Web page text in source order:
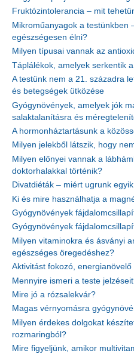
Fruktózintolerancia – mit
Mikroműanyagok a testünkben
egészségesen élni?
Milyen típusai vannak az
Táplálékok, amelyek serkentik
A testünk nem a 21. századra
és betegségek ütközése
Gyógynövények, amelyek jók
salaktalanításra és
A hormonháztartásunk a
Milyen jelekből látszik, hogy
Milyen előnyei vannak a
doktorhalakkal történik?
Divatdiéták – miért ugrunk
Ki és mire használhatja a
Gyógynövények
Gyógynövények
Milyen vitaminokra és ásványi
egészséges öregedéshez?
Aktivitást fokozó,
Mennyire ismeri a teste
Mire jó a rózsalekvár?
Magas vérnyomásra
Milyen érdekes dolgokat
rozmaringból?
Mire figyeljünk, amikor